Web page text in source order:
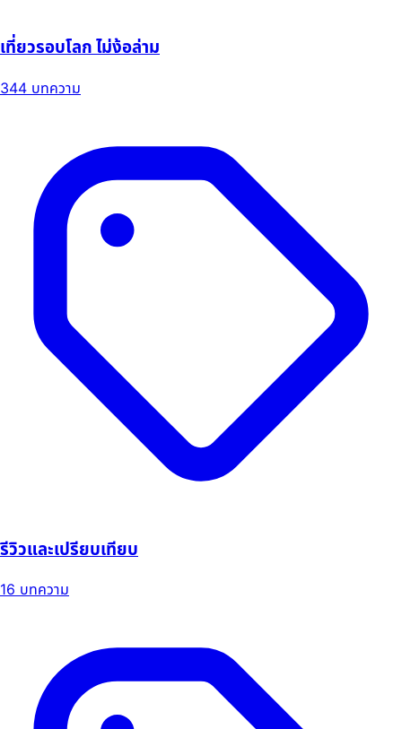
เที่ยวรอบโลก ไม่ง้อล่าม
344 บทความ
รีวิวและเปรียบเทียบ
16 บทความ